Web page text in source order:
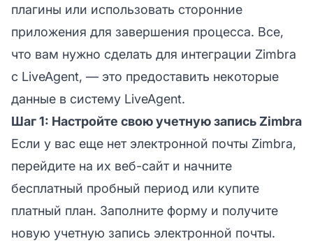
плагины или использовать сторонние
приложения для завершения процесса. Все,
что вам нужно сделать для интеграции Zimbra
с LiveAgent, — это предоставить некоторые
данные в систему LiveAgent.
Шаг 1: Настройте свою учетную запись Zimbra
Если у вас еще нет электронной почты Zimbra,
перейдите на их веб-сайт и начните
бесплатный пробный период или купите
платный план. Заполните форму и получите
новую учетную запись электронной почты.